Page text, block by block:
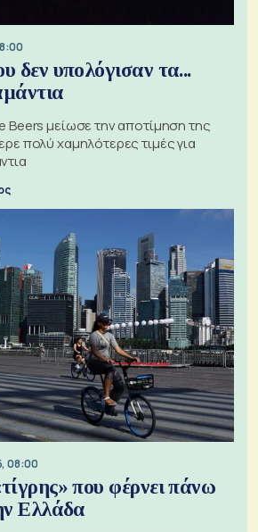
δεν υπολόγισαν τα...
Beers μείωσε την αποτίμηση της
πολύ χαμηλότερες τιμές για
08:00
που φέρνει πάνω
Ελλάδα